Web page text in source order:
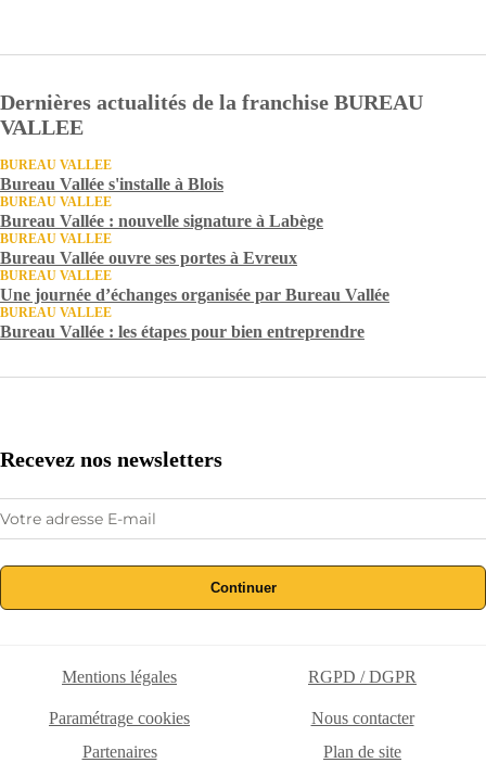
Dernières actualités de la franchise BUREAU
VALLEE
BUREAU VALLEE
Bureau Vallée s'installe à Blois
BUREAU VALLEE
Bureau Vallée : nouvelle signature à Labège
BUREAU VALLEE
Bureau Vallée ouvre ses portes à Evreux
BUREAU VALLEE
Une journée d’échanges organisée par Bureau Vallée
BUREAU VALLEE
Bureau Vallée : les étapes pour bien entreprendre
Recevez nos newsletters
Continuer
Mentions légales RGPD / DGPR
Paramétrage cookies
Nous contacter
Partenaires
Plan de site